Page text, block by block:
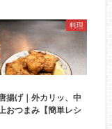
料理
揚げ｜外カリッ、中
おつまみ【簡単レシ